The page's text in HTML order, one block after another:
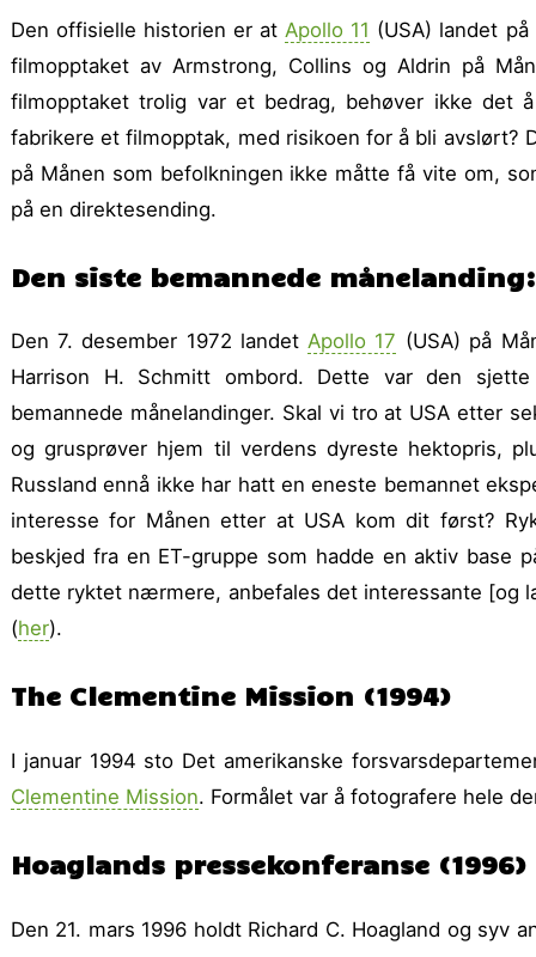
Den offisielle historien er at Apollo 11 (USA) landet
filmopptaket av Armstrong, Collins og Aldrin på
filmopptaket trolig var et bedrag, behøver ikke det
fabrikere et filmopptak, med risikoen for å bli
på Månen som befolkningen ikke måtte få vite om,
på en direktesending.
Den siste bemannede månelanding:
Den 7. desember 1972 landet Apollo 17 (USA) på
Harrison H. Schmitt ombord. Dette var den
bemannede månelandinger. Skal vi tro at USA etter
og grusprøver hjem til verdens dyreste hektopris,
Russland ennå ikke har hatt en eneste bemannet
interesse for Månen etter at USA kom dit først?
beskjed fra en ET-gruppe som hadde en aktiv base
dette ryktet nærmere, anbefales det interessante [og
(her).
The Clementine Mission (1994)
I januar 1994 sto Det amerikanske
Clementine Mission. Formålet var å fotografere hele
Hoaglands pressekonferanse (1996)
Den 21. mars 1996 holdt Richard C. Hoagland og